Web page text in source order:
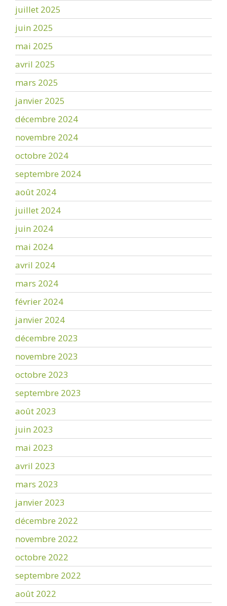
juillet 2025
juin 2025
mai 2025
avril 2025
mars 2025
janvier 2025
décembre 2024
novembre 2024
octobre 2024
septembre 2024
août 2024
juillet 2024
juin 2024
mai 2024
avril 2024
mars 2024
février 2024
janvier 2024
décembre 2023
novembre 2023
octobre 2023
septembre 2023
août 2023
juin 2023
mai 2023
avril 2023
mars 2023
janvier 2023
décembre 2022
novembre 2022
octobre 2022
septembre 2022
août 2022